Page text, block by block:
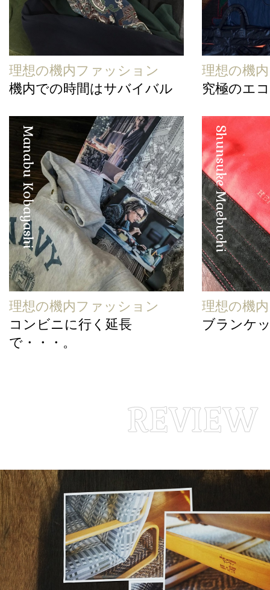
理想の機内ファッション
機内での時間はサバイバル
理想の機
究極のエ
Manabu Kobayashi
理想の機内ファッション
コンビニに行く延長
で・・・。
Shunsuke Maebuchi
理想の機
ブランケ